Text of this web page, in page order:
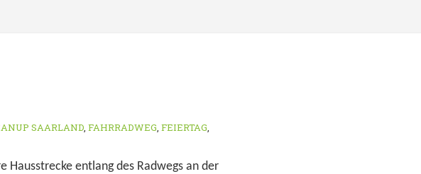
SAARLAND, FAHRRADWEG, FEIERTAG,
entlang des Radwegs an der